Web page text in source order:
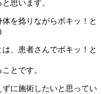
思います。
を捻りながらボキッ！と
、患者さんでボキッ！と
とです。
に施術したいと思ってい